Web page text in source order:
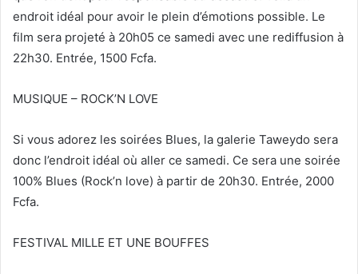
endroit idéal pour avoir le plein d’émotions possible. Le
film sera projeté à 20h05 ce samedi avec une rediffusion à
22h30. Entrée, 1500 Fcfa.
MUSIQUE – ROCK’N LOVE
Si vous adorez les soirées Blues, la galerie Taweydo sera
donc l’endroit idéal où aller ce samedi. Ce sera une soirée
100% Blues (Rock’n love) à partir de 20h30. Entrée, 2000
Fcfa.
FESTIVAL MILLE ET UNE BOUFFES